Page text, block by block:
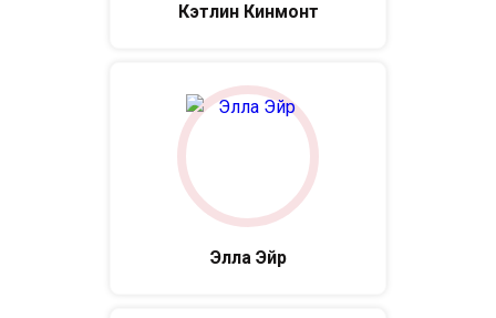
Кэтлин Кинмонт
Элла Эйр